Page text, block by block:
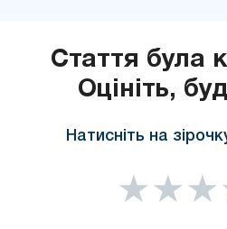
Стаття була
Оцініть,
Натисніть на
★★★